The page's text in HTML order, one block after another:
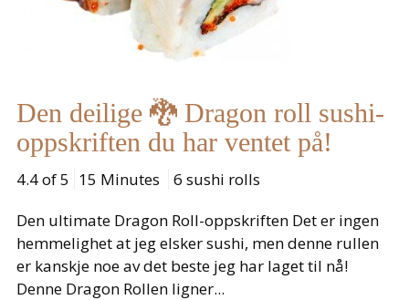
Den deilige 🐉 Dragon roll sushi-
oppskriften du har ventet på!
4.4 of 5 15 Minutes
6 sushi rolls
Den ultimate Dragon Roll-oppskriften Det er ingen
hemmelighet at jeg elsker sushi, men denne rullen
er kanskje noe av det beste jeg har laget til nå!
Denne Dragon Rollen ligner...